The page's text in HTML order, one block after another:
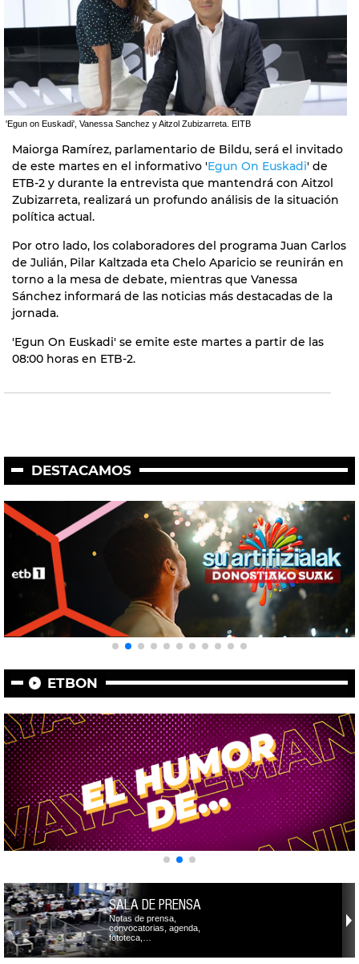
'Egun on Euskadi', Vanessa Sanchez y Aitzol Zubizarreta. EITB
Maiorga Ramírez, parlamentario de Bildu, será el invitado
de este martes en el informativo 'Egun On Euskadi' de
ETB-2 y durante la entrevista que mantendrá con Aitzol
Zubizarreta, realizará un profundo análisis de la situación
política actual.
Por otro lado, los colaboradores del programa Juan Carlos
de Julián, Pilar Kaltzada eta Chelo Aparicio se reunirán en
torno a la mesa de debate, mientras que Vanessa
Sánchez informará de las noticias más destacadas de la
jornada.
'Egun On Euskadi' se emite este martes a partir de las
08:00 horas en ETB-2.
DESTACAMOS
ETBON
SALA DE PRENSA
Notas de prensa,
convocatorias, agenda,
fototeca,…